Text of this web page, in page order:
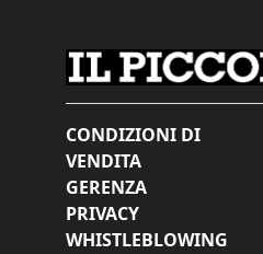
CONDIZIONI DI
VENDITA
GERENZA
PRIVACY
WHISTLEBLOWING